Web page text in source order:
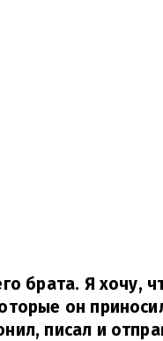
брата. Я хочу,
он
писал и